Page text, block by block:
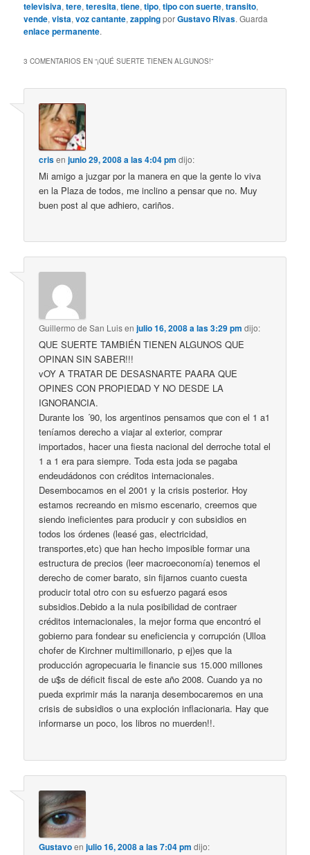
televisiva,tere,teresita,tiene,tipo,tipo con suerte,transito,
vende,vista,voz cantante,zappingporGustavo Rivas. Guarda
enlace permanente.
3 COMENTARIOS EN “¡QUÉ SUERTE TIENEN ALGUNOS!”
crisenjunio 29, 2008 a las 4:04 pm dijo:
Mi amigo a juzgar por la manera en que la gente lo viva
en la Plaza de todos, me inclino a pensar que no. Muy
buen post al que adhiero, cariños.
Guillermo de San Luisenjulio 16, 2008 a las 3:29 pm dijo:
QUE SUERTE TAMBIÉN TIENEN ALGUNOS QUE
OPINAN SIN SABER!!!
vOY A TRATAR DE DESASNARTE PAARA QUE
OPINES CON PROPIEDAD Y NO DESDE LA
IGNORANCIA.
Durante los ´90, los argentinos pensamos que con el 1 a1
teníamos derecho a viajar al exterior, comprar
importados, hacer una fiesta nacional del derroche total el
1 a 1 era para siempre. Toda esta joda se pagaba
endeudádonos con créditos internacionales.
Desembocamos en el 2001 y la crisis posterior. Hoy
estamos recreando en mismo escenario, creemos que
siendo ineficientes para producir y con subsidios en
todos los órdenes (leasé gas, electricidad,
transportes,etc) que han hecho imposible formar una
estructura de precios (leer macroeconomía) tenemos el
derecho de comer barato, sin fijarnos cuanto cuesta
producir total otro con su esfuerzo pagará esos
subsidios.Debido a la nula posibilidad de contraer
créditos internacionales, la mejor forma que encontró el
gobierno para fondear su eneficiencia y corrupción (Ulloa
chofer de Kirchner multimillonario, p ej)es que la
producción agropecuaria le financie sus 15.000 millones
de u$s de déficit fiscal de este año 2008. Cuando ya no
pueda exprimir más la naranja desembocaremos en una
crisis de subsidios o una exploción inflacionaria. Hay que
informarse un poco, los libros no muerden!!.
Gustavoenjulio 16, 2008 a las 7:04 pm dijo: